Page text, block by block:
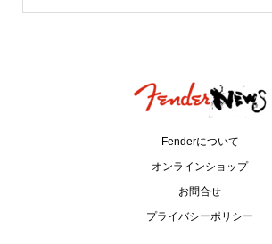
Fenderについて
オンラインショップ
お問合せ
プライバシーポリシー